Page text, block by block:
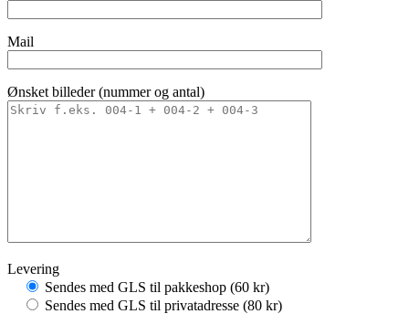
Mail
Ønsket billeder (nummer og antal)
Levering
Sendes med GLS til pakkeshop (60 kr)
Sendes med GLS til privatadresse (80 kr)